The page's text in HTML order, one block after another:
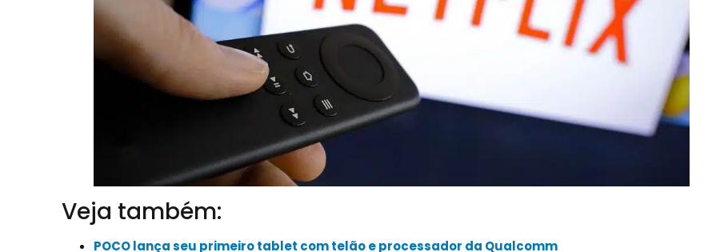
Veja também:
POCO lança seu primeiro tablet com telão e processador da Qualcomm